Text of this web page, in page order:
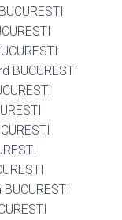
BUCURESTI